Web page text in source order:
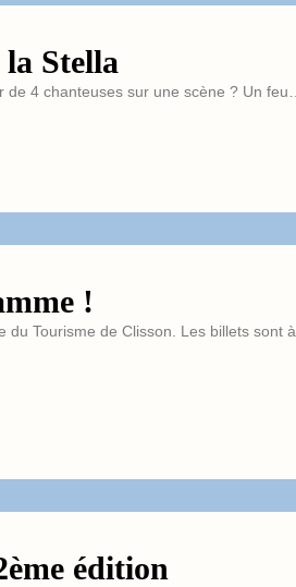
la Stella
4 chanteuses sur une scène ? Un feu…
!
du Tourisme de Clisson. Les billets sont à
édition